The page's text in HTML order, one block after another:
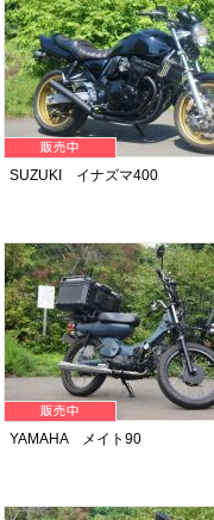
SUZUKI イナズマ400
YAMAHA メイト90